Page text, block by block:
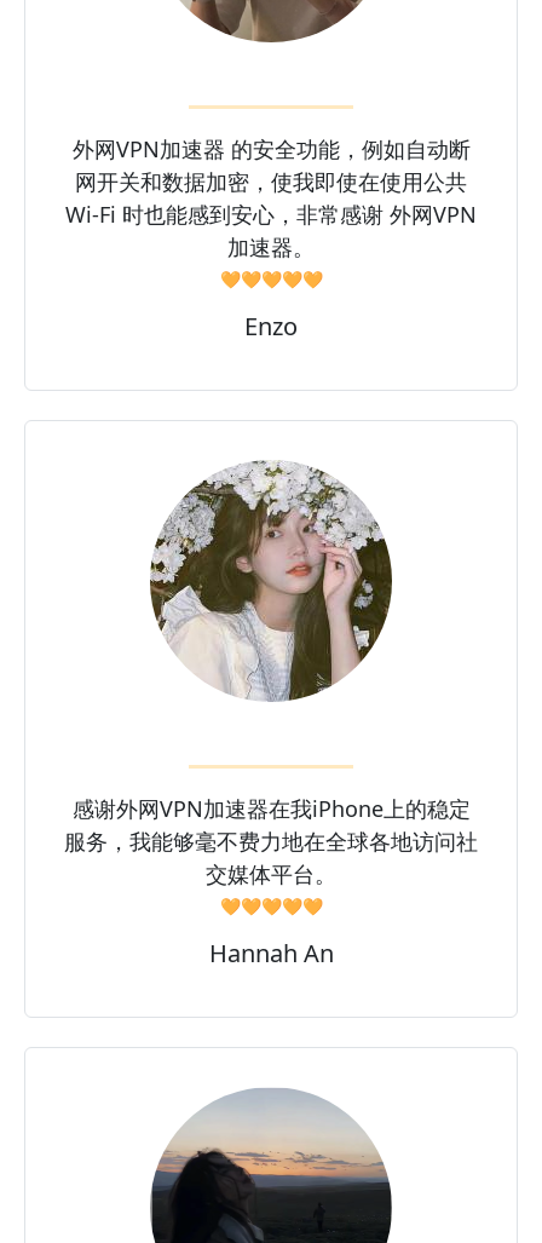
外网VPN加速器 的安全功能，例如自动断
网开关和数据加密，使我即使在使用公共
Wi-Fi 时也能感到安心，非常感谢 外网VPN
加速器。
🧡🧡🧡🧡🧡
Enzo
感谢外网VPN加速器在我iPhone上的稳定
服务，我能够毫不费力地在全球各地访问社
交媒体平台。
🧡🧡🧡🧡🧡
Hannah An